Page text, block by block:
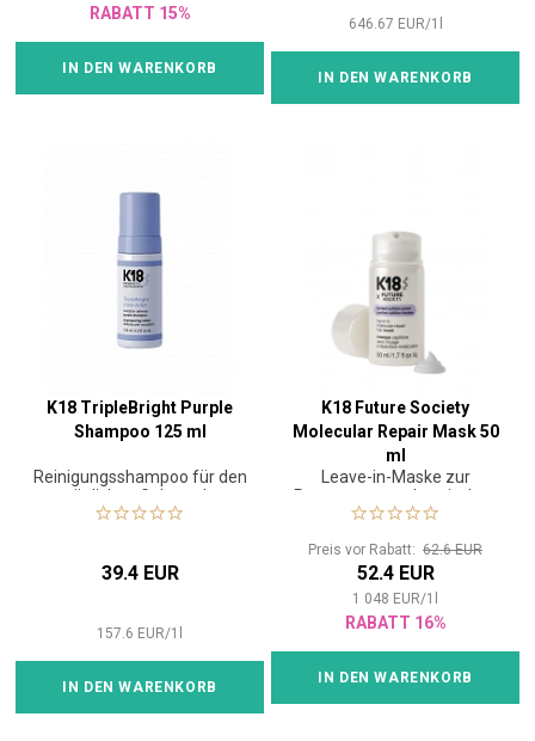
RABATT 15%
IN DEN WARENKORB
646.67 EUR/1
IN DEN WARENKORB
K18 TripleBright Purple
Shampoo 125 ml
Reinigungsshampoo für den
täglichen Gebrauch
39.4 EUR
157.6 EUR/1
IN DEN WARENKORB
K18 Future Society
Molecular Repair Mask 50
ml
Leave-in-Maske zur
Reparatur von chemischen
oder thermischen Schäden
Preis vor Rabatt: 62.6 EUR
52.4 EUR
1 048 EUR/1
RABATT 16%
IN DEN WARENKORB